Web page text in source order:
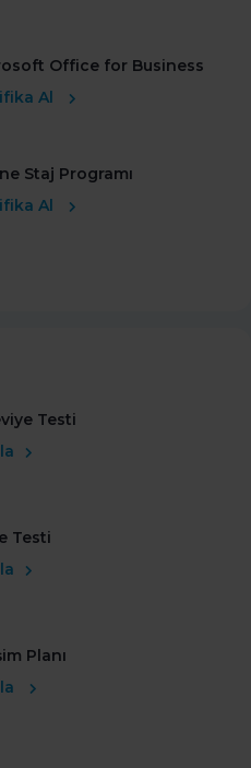
Office for Business
Al
Staj Programı
Al
Testi
Testi
Planı